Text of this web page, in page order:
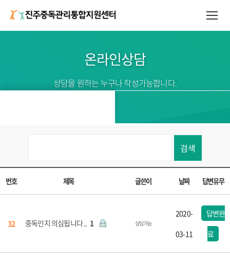
온라인상담
상담을 원하는 누구나 작성가능합니다.
검색
번호 제목 글쓴이 날짜 답변유무
32 중독인지 의심됩니다 .. 1 상담가능
2020-
03-11
답변완
료